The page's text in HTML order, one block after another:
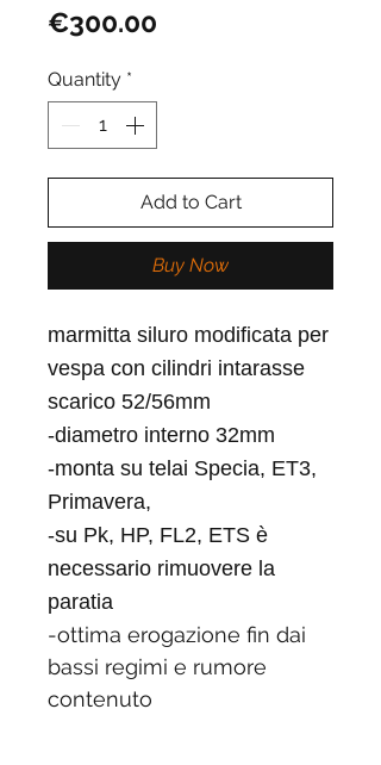
€300.00
Quantity *
Add to Cart
Buy Now
marmitta siluro modificata per
vespa con cilindri intarasse
scarico 52/56mm
-diametro interno 32mm
-monta su telai Specia, ET3,
Primavera,
-su Pk, HP, FL2, ETS è
necessario rimuovere la
paratia
-ottima erogazione fin dai
bassi regimi e rumore
contenuto